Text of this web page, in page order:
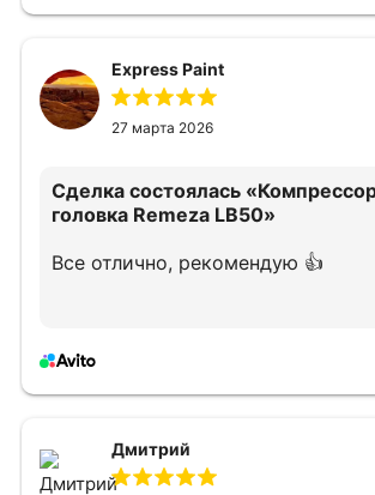
Express Paint
27 марта 2026
Сделка состоялась
головка Remeza LB50»
Все отлично, рекомендую 👍
Дмитрий